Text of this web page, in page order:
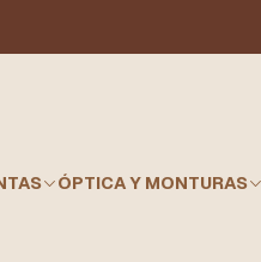
ÓPTICA Y MONTURAS